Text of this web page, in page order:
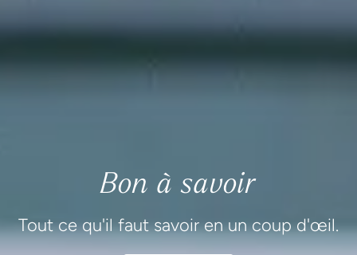
Bon à savoir
Tout ce qu'il faut savoir en un coup d'œil.